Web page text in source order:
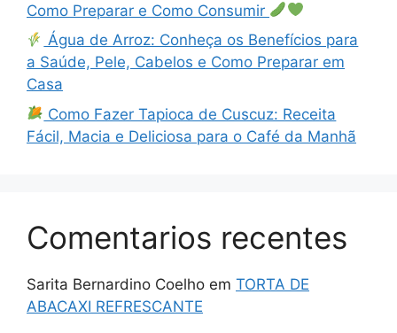
Como Preparar e Como Consumir
Água de Arroz: Conheça os Benefícios para
a Saúde, Pele, Cabelos e Como Preparar em
Casa
Como Fazer Tapioca de Cuscuz: Receita
Fácil, Macia e Deliciosa para o Café da Manhã
Comentarios recentes
Sarita Bernardino Coelho em TORTA DE
ABACAXI REFRESCANTE